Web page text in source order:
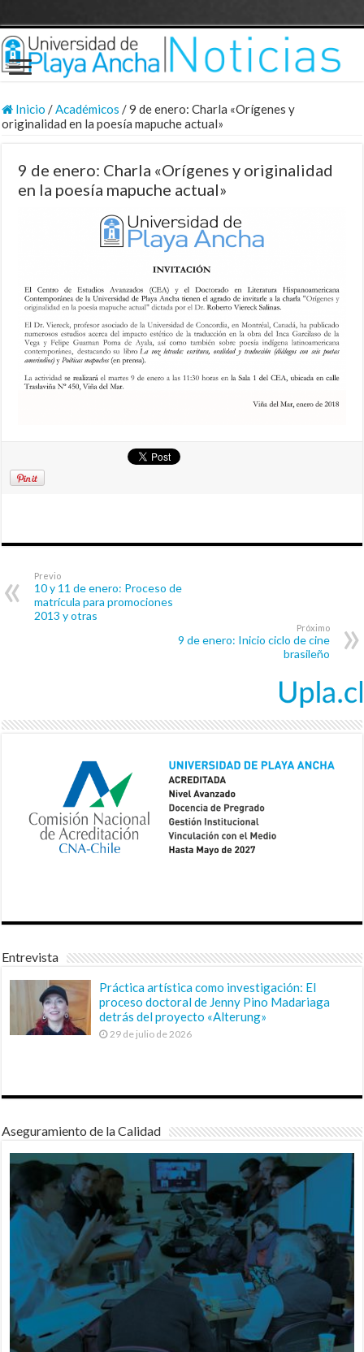
Inicio /Académicos /9 de enero: Charla «Orígenes y
originalidad en la poesía mapuche actual»
9 de enero: Charla «Orígenes y originalidad
en la poesía mapuche actual»
Previo
10 y 11 de enero: Proceso de
matrícula para promociones
2013 y otras
Próximo
9 de enero: Inicio ciclo de cine
brasileño
Entrevista
Práctica artística como investigación: El
proceso doctoral de Jenny Pino Madariaga
detrás del proyecto «Alterung»
29 de julio de 2026
Aseguramiento de la Calidad